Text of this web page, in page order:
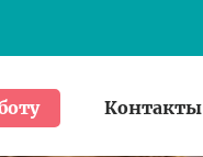
Контакты